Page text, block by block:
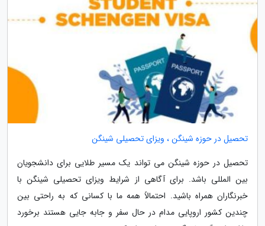
تحصیل در حوزه شینگن ، ویزای تحصیلی شینگن
تحصیل در حوزه شینگن می تواند یک مسیر طلایی برای دانشجویان
بین المللی باشد. برای آگاهی از شرایط ویزای تحصیلی شینگن با
خبرنگاران همراه باشید. احتمالاً همه ما با کسانی که به راحتی بین
چندین کشور اروپایی مدام در حال سفر و جابه جایی هستند برخورد